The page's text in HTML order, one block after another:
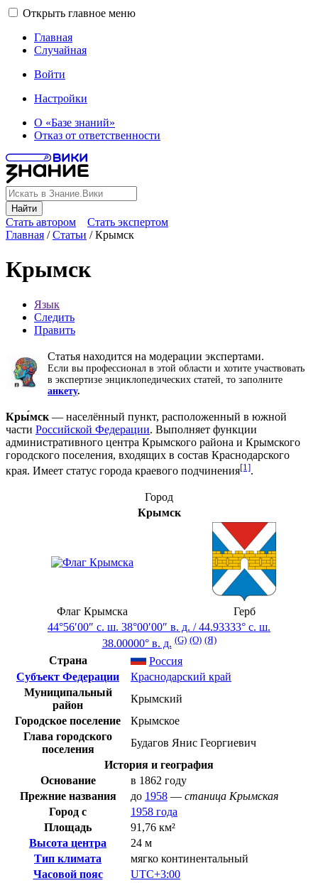
Открыть главное меню
Главная
Случайная
Войти
Настройки
О «Базе знаний»
Отказ от ответственности
Найти
Стать автором
Стать экспертом
Главная /Статьи /Крымск
Крымск
Язык
Следить
Править
Статья находится на модерации экспертами.
Если вы профессионал в этой области и хотите участвовать
в экспертизе энциклопедических статей, то заполните
анкету.
Кры́мск — населённый пункт, расположенный в южной
части Российской Федерации. Выполняет функции
административного центра Крымского района и Крымского
городского поселения, входящих в состав Краснодарского
края. Имеет статус города краевого подчинения[1].
Город
Крымск
Флаг Крымска
Герб
44°56′00″ с. ш. 38°00′00″ в. д. /44.93333° с. ш.
38.00000° в. д. (G) (O) (Я)
Страна
Россия
Субъект Федерации
Краснодарский край
Муниципальный
район
Крымский
Городское поселение
Крымское
Глава городского
поселения
Будагов Янис Георгиевич
История и география
Основание
в 1862 году
Прежние названия
до 1958 — станица Крымская
Город с
1958 года
Площадь
91,76 км²
Высота центра
24 м
Тип климата
мягко континентальный
Часовой пояс
UTC+3:00